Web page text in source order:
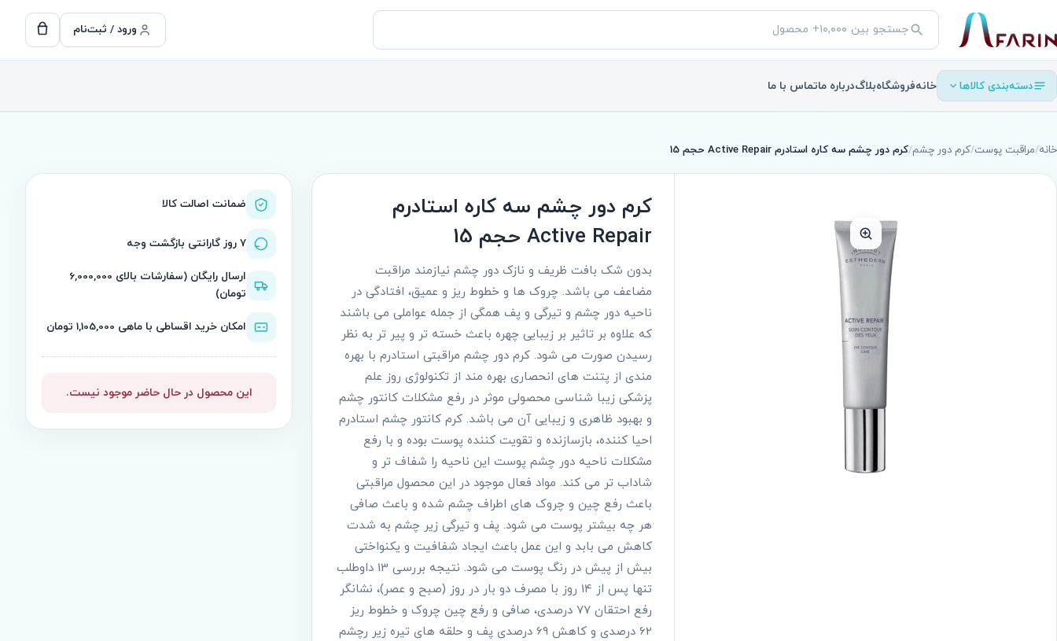
جستجو
در
محصولات
جستجو ورود / ثبت‌نام
دسته‌بندی کالاها خانهفروشگاهبلاگدرباره ماتماس با ما
خانه/مراقبت پوست/کرم دور چشم/کرم دور چشم سه کاره استادرم Active Repair حجم 15
کرم دور چشم سه کاره استادرم
Active Repair حجم 15
بدون شک بافت ظریف و نازک دور چشم نیازمند مراقبت
مضاعف می باشد. چروک ها و خطوط ریز و عمیق، افتادگی در
ناحیه دور چشم و تیرگی و پف همگی از جمله عواملی می باشند
که علاوه بر تاثیر بر زیبایی چهره باعث خسته تر و پیر تر به نظر
رسیدن صورت می شود. کرم دور چشم مراقبتی استادرم با بهره
مندی از پتنت های انحصاری بهره مند از تکنولوژی روز علم
پزشکی زیبا شناسی محصولی موثر در رفع مشکلات کانتور چشم
و بهبود ظاهری و زیبایی آن می باشد. کرم کانتور چشم استادرم
احیا کننده، بازسازنده و تقویت کننده پوست بوده و با رفع
مشکلات ناحیه دور چشم پوست این ناحیه را شفاف تر و
شاداب تر می کند. مواد فعال موجود در این محصول مراقبتی
باعث رفع چین و چروک های اطراف چشم شده و باعث صافی
هر چه بیشتر پوست می شود. پف و تیرگی زیر چشم به شدت
کاهش می بابد و این عمل باعث ایجاد شفافیت و یکنواختی
بیش از پیش در رنگ پوست می شود. نتیجه بررسی 13 داوطلب
تنها پس از 14 روز با مصرف دو بار در روز (صبح و عصر)، نشانگر
رفع احتقان 77 درصدی، صافی و رفع چین چروک و خطوط ریز
62 درصدی و کاهش 69 درصدی پف و حلقه های تیره زیر رچشم
ضمانت اصالت کالا
۷ روز گارانتی بازگشت وجه
ارسال رایگان (سفارشات بالای 6,000,000
تومان)
امکان خرید اقساطی با ماهی 1,105,000 تومان
این محصول در حال حاضر موجود نیست.